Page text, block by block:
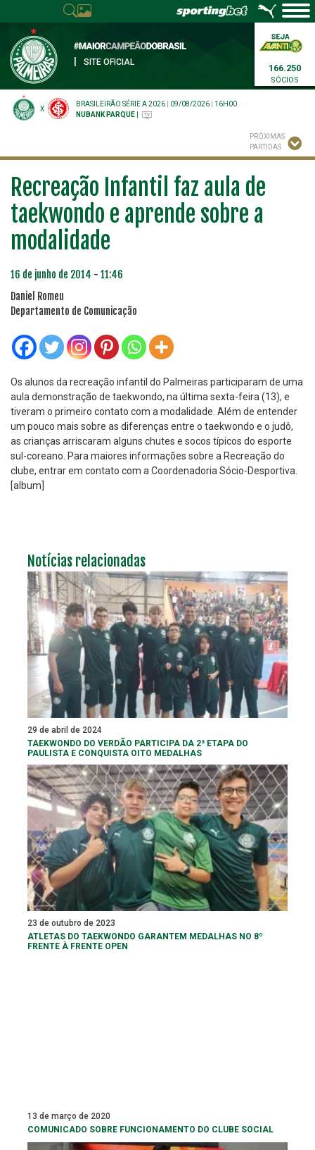
SITE OFICIAL
166.250
SÓCIOS
X
BRASILEIRÃO SÉRIE A 2026 09/08/2026
16H00
NUBANK PARQUE
PRÓXIMAS
PARTIDAS
Recreação Infantil faz aula de
taekwondo e aprende sobre a
modalidade
16 de junho de 2014 - 11:46
Daniel Romeu
Departamento de Comunicação
Os alunos da recreação infantil do Palmeiras participaram de uma
aula demonstração de taekwondo, na última sexta-feira (13), e
tiveram o primeiro contato com a modalidade. Além de entender
um pouco mais sobre as diferenças entre o taekwondo e o judô,
as crianças arriscaram alguns chutes e socos típicos do esporte
sul-coreano. Para maiores informações sobre a Recreação do
clube, entrar em contato com a Coordenadoria Sócio-Desportiva.
[album]
Notícias relacionadas
29 de abril de 2024
TAEKWONDO DO VERDÃO PARTICIPA DA 2ª ETAPA DO
PAULISTA E CONQUISTA OITO MEDALHAS
23 de outubro de 2023
ATLETAS DO TAEKWONDO GARANTEM MEDALHAS NO 8º
FRENTE À FRENTE OPEN
13 de março de 2020
COMUNICADO SOBRE FUNCIONAMENTO DO CLUBE SOCIAL